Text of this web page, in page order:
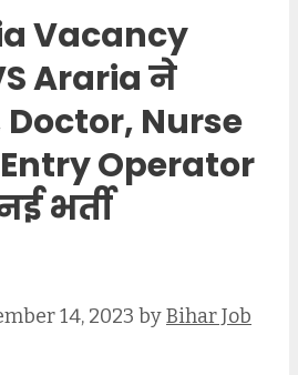
Vacancy
Araria ने
Doctor, Nurse
Operator
भर्ती
14, 2023 byBihar Job